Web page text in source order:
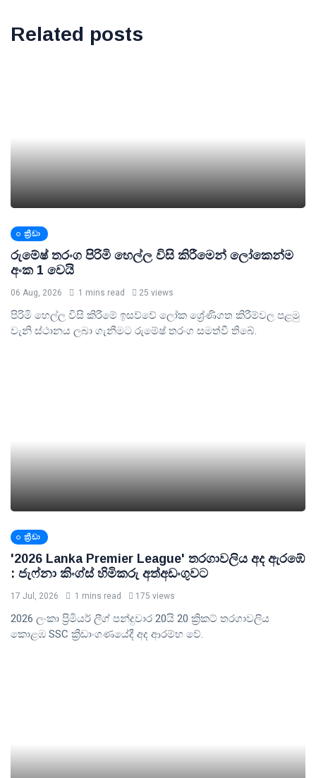
Related posts
ක්‍රීඩා
රුමේෂ් තරංග පිරිමි හෙල්ල විසි කිරීමෙන් ලෝකෙන්ම
අංක 1 වෙයි
06 Aug, 2026 1 mins read 25 views
පිරිමි හෙල්ල විසි කිරීමේ ඉසව්වේ ලෝක ශ්‍රේණිගත කිරීම්වල පළමු
වැනි ස්ථානය ලබා ගැනීමට රුමේෂ් තරංග සමත්වී තිබේ.
ක්‍රීඩා
'2026 Lanka Premier League' තරගාවලිය අද ඇරඹේ
: ජැෆ්නා කිංග්ස් හිමිකරු අත්අඩංගුවට
17 Jul, 2026 1 mins read 175 views
2026 ලංකා ප්‍රිමියර් ලීග් පන්දුවාර 20යි 20 ක්‍රිකට් තරගාවලිය
කොළඹ SSC ක්‍රීඩාංගණයේදී අද ආරම්භ වේ.